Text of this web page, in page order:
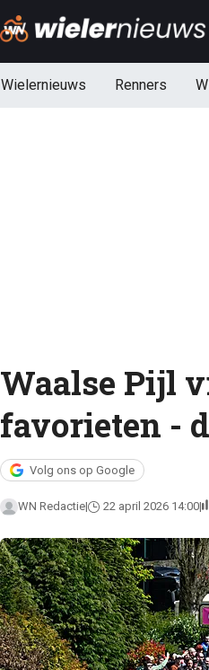
Wielernieuws Renners
Waalse Pijl
favorieten -
Volg ons op Google
WN Redactie 22 april 2026 14:00